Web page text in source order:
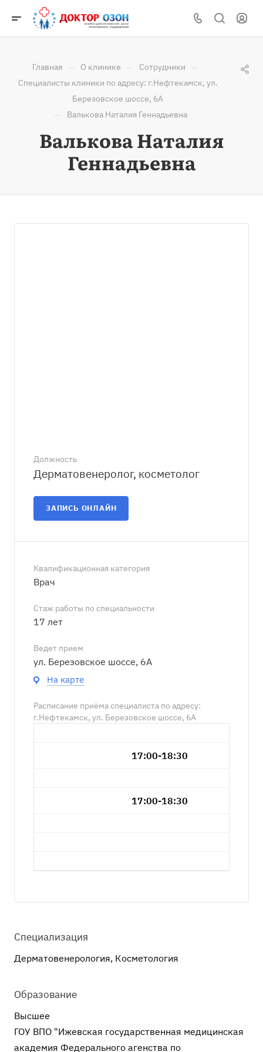
Главная — О клинике — Сотрудники —
Специалисты клиники по адресу: г.Нефтекамск, ул.
Березовское шоссе, 6А
— Валькова Наталия Геннадьевна
Валькова Наталия
Геннадьевна
Должность
Дерматовенеролог, косметолог
ЗАПИСЬ ОНЛАЙН
Квалификационная категория
Врач
Стаж работы по специальности
17 лет
Ведет прием
ул. Березовское шоссе, 6А
На карте
Расписание приёма специалиста по адресу:
г.Нефтекамск, ул. Березовское шоссе, 6А
17:00-18:30
17:00-18:30
Специализация
Дерматовенерология, Косметология
Образование
Высшее
ГОУ ВПО "Ижевская государственная медицинская
академия Федерального агенства по